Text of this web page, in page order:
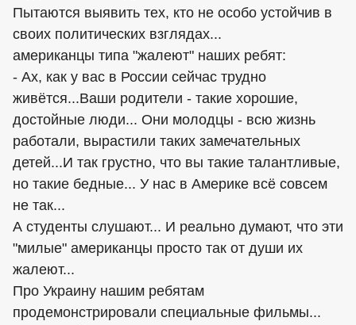
Пытаются выявить тех, кто не особо устойчив в
своих политических взглядах...
американцы типа "жалеют" наших ребят:
- Ах, как у вас в России сейчас трудно
живётся...Ваши родители - такие хорошие,
достойные люди... Они молодцы - всю жизнь
работали, вырастили таких замечательных
детей...И так грустно, что вы такие талантливые,
но такие бедные... У нас в Америке всё совсем
не так...
А студенты слушают... И реально думают, что эти
"милые" американцы просто так от души их
жалеют...
Про Украину нашим ребятам
продемонстрировали специальные фильмы...